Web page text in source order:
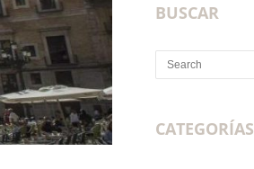
BUSCAR
CATEGORÍAS